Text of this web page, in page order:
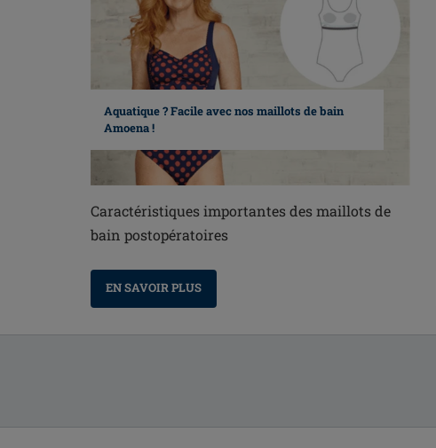
Aquatique ? Facile avec nos maillots de bain
Amoena !
Caractéristiques importantes des maillots de
bain postopératoires
EN SAVOIR PLUS